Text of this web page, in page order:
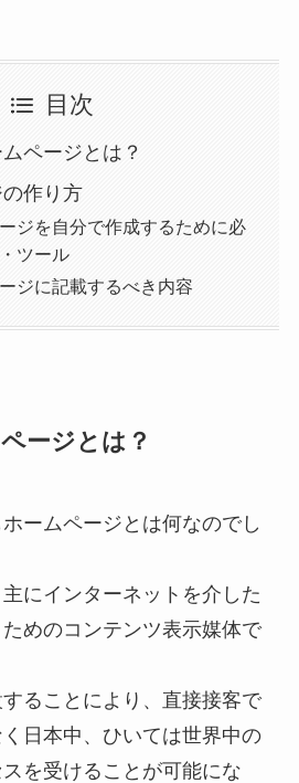
目次
ページとは？
作り方
ジを自分で作成するために必
ツール
ジに記載するべき内容
ージとは？
ームページとは何なのでし
にインターネットを介した
めのコンテンツ表示媒体で
ることにより、直接接客で
日本中、ひいては世界中の
を受けることが可能にな